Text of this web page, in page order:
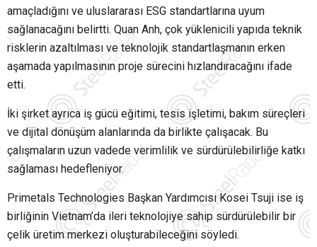
amaçladığını ve uluslararası ESG standartlarına uyum
sağlanacağını belirtti. Quan Anh, çok yüklenicili yapıda teknik
risklerin azaltılması ve teknolojik standartlaşmanın erken
aşamada yapılmasının proje sürecini hızlandıracağını ifade
etti.
İki şirket ayrıca iş gücü eğitimi, tesis işletimi, bakım süreçleri
ve dijital dönüşüm alanlarında da birlikte çalışacak. Bu
çalışmaların uzun vadede verimlilik ve sürdürülebilirliğe katkı
sağlaması hedefleniyor.
Primetals Technologies Başkan Yardımcısı Kosei Tsuji ise iş
birliğinin Vietnam’da ileri teknolojiye sahip sürdürülebilir bir
çelik üretim merkezi oluşturabileceğini söyledi.